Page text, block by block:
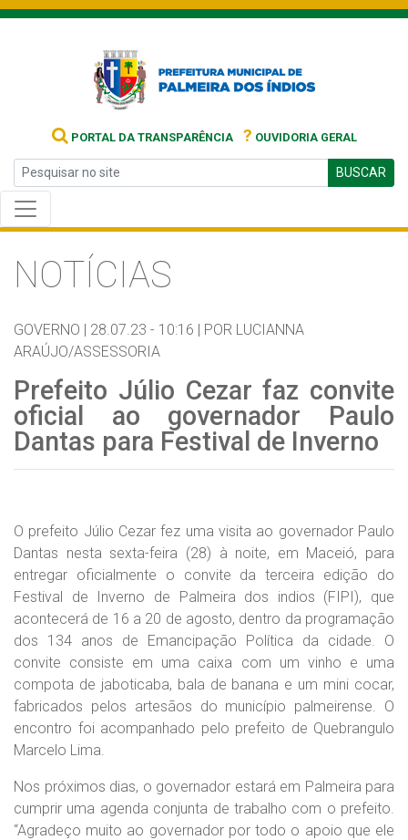
PORTAL DA TRANSPARÊNCIA ? OUVIDORIA GERAL
BUSCAR
NOTÍCIAS
GOVERNO | 28.07.23 - 10:16 | POR LUCIANNA
ARAÚJO/ASSESSORIA
Prefeito Júlio Cezar faz convite
oficial ao governador Paulo
Dantas para Festival de Inverno
O prefeito Júlio Cezar fez uma visita ao governador Paulo
Dantas nesta sexta-feira (28) à noite, em Maceió, para
entregar oficialmente o convite da terceira edição do
Festival de Inverno de Palmeira dos indios (FIPI), que
acontecerá de 16 a 20 de agosto, dentro da programação
dos 134 anos de Emancipação Política da cidade. O
convite consiste em uma caixa com um vinho e uma
compota de jaboticaba, bala de banana e um mini cocar,
fabricados pelos artesãos do município palmeirense. O
encontro foi acompanhado pelo prefeito de Quebrangulo
Marcelo Lima.
Nos próximos dias, o governador estará em Palmeira para
cumprir uma agenda conjunta de trabalho com o prefeito.
“Agradeço muito ao governador por todo o apoio que ele